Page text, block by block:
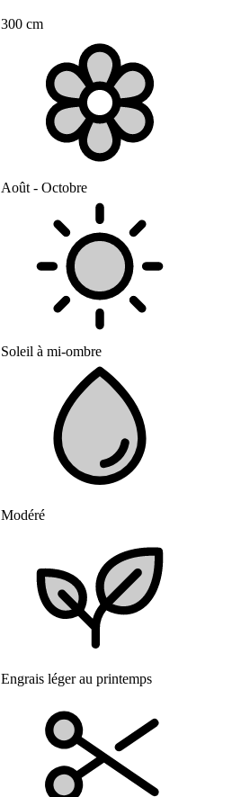
300 cm
Août - Octobre
Soleil à mi-ombre
Modéré
Engrais léger au printemps